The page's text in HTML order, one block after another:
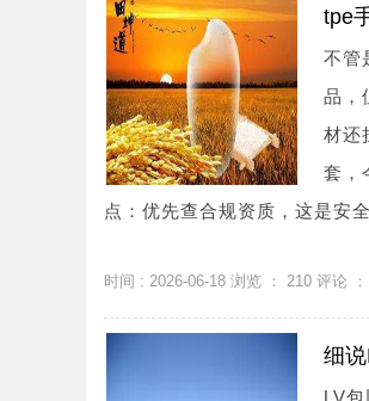
tpe
不管
品，
材还
套，
点：优先查合规资质，这是安
时间 : 2026-06-18 浏览 ： 210 评论 ：
细
LV